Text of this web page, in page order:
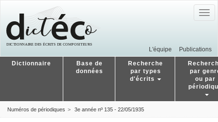
L'équipe Publications
Dictionnaire
Base de
données
Recherche
par types
d'écrits
par
ou par
Numéros de périodiques 3e année nº 135 - 22/05/1935